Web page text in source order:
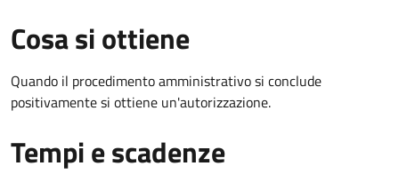
Cosa si ottiene
Quando il procedimento amministrativo si conclude
positivamente si ottiene un'autorizzazione.
Tempi e scadenze